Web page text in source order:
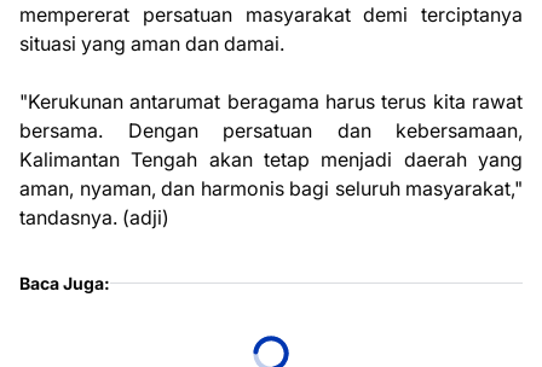
mempererat persatuan masyarakat demi terciptanya
situasi yang aman dan damai.
"Kerukunan antarumat beragama harus terus kita rawat
bersama. Dengan persatuan dan kebersamaan,
Kalimantan Tengah akan tetap menjadi daerah yang
aman, nyaman, dan harmonis bagi seluruh masyarakat,"
tandasnya. (adji)
Baca Juga: